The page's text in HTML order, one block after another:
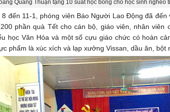
Quang Thuận tặng 10 suất học bổng cho học sinh nghèo
đến 11-1, phóng viên Báo Người Lao Động đã đến
phần quà Tết cho cán bộ, giáo viên, nhân viên
học Văn Hóa và một số cựu giáo chức có hoàn
phẩm là xúc xích và lạp xưởng Vissan, dầu ăn,